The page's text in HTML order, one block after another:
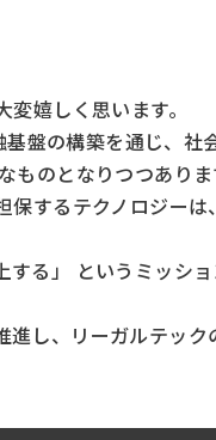
嬉しく思います。
盤の構築を通じ、社
のとなりつつありま
保するテクノロジ
る」 というミッシ
し、リーガルテック